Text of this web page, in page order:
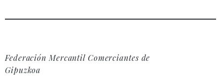
Federación Mercantil Comerciantes de
Gipuzkoa